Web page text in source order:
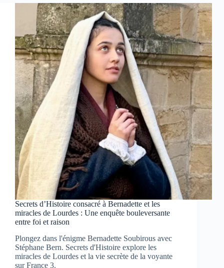
IV
?
Stéphane
Bern
rouvre
le
dossier
Ravaillac
soir
sur
France
3
Secrets d’Histoire consacré à Bernadette et les
miracles de Lourdes : Une enquête bouleversante
entre foi et raison
Plongez dans l'énigme Bernadette Soubirous avec
Stéphane Bern. Secrets d'Histoire explore les
miracles de Lourdes et la vie secrète de la voyante
sur France 3.